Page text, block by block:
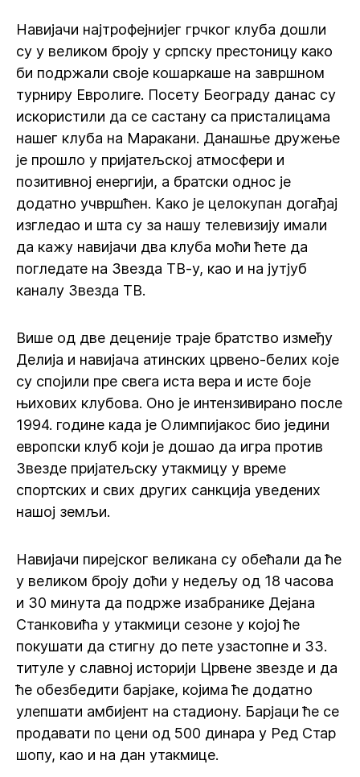
Навијачи најтрофејнијег грчког клуба дошли
су у великом броју у српску престоницу како
би подржали своје кошаркаше на завршном
турниру Евролиге. Посету Београду данас су
искористили да се састану са присталицама
нашег клуба на Маракани. Данашње дружење
је прошло у пријатељској атмосфери и
позитивној енергији, а братски однос је
додатно учвршћен. Како је целокупан догађај
изгледао и шта су за нашу телевизију имали
да кажу навијачи два клуба моћи ћете да
погледате на Звезда ТВ-у, као и на јутјуб
каналу Звезда ТВ.
Више од две деценије траје братство између
Делија и навијача атинских црвено-белих које
су спојили пре свега иста вера и исте боје
њихових клубова. Оно је интензивирано после
1994. године када је Олимпијакос био једини
европски клуб који је дошао да игра против
Звезде пријатељску утакмицу у време
спортских и свих других санкција уведених
нашој земљи.
Навијачи пирејског великана су обећали да ће
у великом броју доћи у недељу од 18 часова
и 30 минута да подрже изабранике Дејана
Станковића у утакмици сезоне у којој ће
покушати да стигну до пете узастопне и 33.
титуле у славној историји Црвене звезде и да
ће обезбедити барјаке, којима ће додатно
улепшати амбијент на стадиону. Барјаци ће се
продавати по цени од 500 динара у Ред Стар
шопу, као и на дан утакмице.